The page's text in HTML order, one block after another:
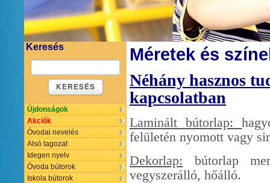
Keresés
KERESÉS
Újdonságok
Akciók
Óvodai nevelés
Alsó tagozat
Idegen nyelv
Óvoda bútorok
Iskola bútorok
Méretek és
Néhány hasznos
kapcsolatban
Laminált bútorlap:
felületén nyomott vagy
Dekorlap: bútorlap
vegyszerálló, hőálló.